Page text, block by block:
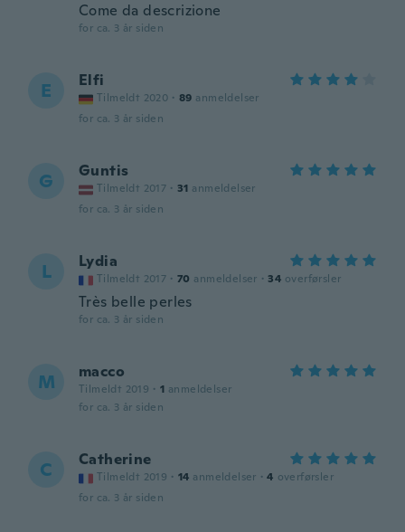
Come da descrizione
for ca. 3 år siden
E Elfi
Tilmeldt 2020 · 89 anmeldelser
for ca. 3 år siden
G Guntis
Tilmeldt 2017 · 31 anmeldelser
for ca. 3 år siden
L Lydia
Tilmeldt 2017 · 70 anmeldelser · 34 overførsler
Très belle perles
for ca. 3 år siden
M macco
Tilmeldt 2019 · 1 anmeldelser
for ca. 3 år siden
C Catherine
Tilmeldt 2019 · 14 anmeldelser · 4 overførsler
for ca. 3 år siden